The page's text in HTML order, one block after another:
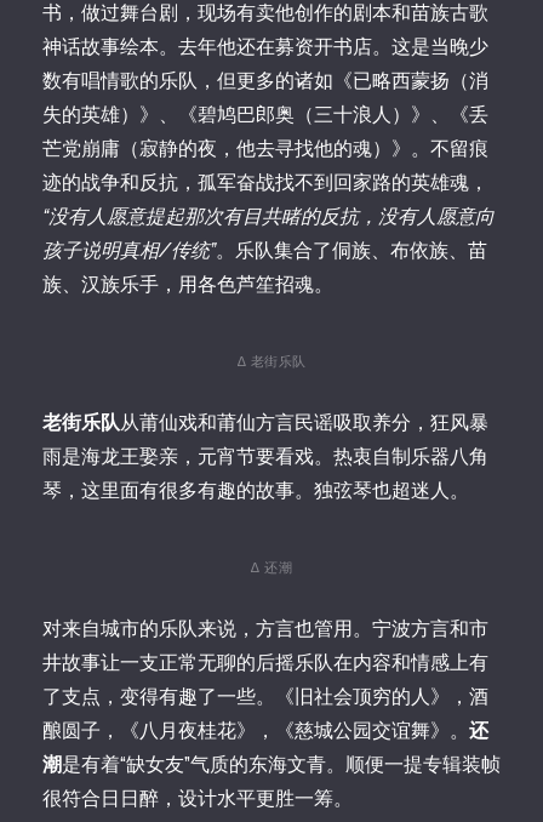
书，做过舞台剧，现场有卖他创作的剧本和苗族古歌
神话故事绘本。去年他还在募资开书店。这是当晚少
数有唱情歌的乐队，但更多的诸如《已略西蒙扬（消
失的英雄）》、《碧鸠巴郎奥（三十浪人）》、《丢
芒党崩庸（寂静的夜，他去寻找他的魂）》。不留痕
迹的战争和反抗，孤军奋战找不到回家路的英雄魂，
“没有人愿意提起那次有目共睹的反抗，没有人愿意向
孩子说明真相/传统”。乐队集合了侗族、布依族、苗
族、汉族乐手，用各色芦笙招魂。
∆ 老街乐队
老街乐队从莆仙戏和莆仙方言民谣吸取养分，狂风暴
雨是海龙王娶亲，元宵节要看戏。热衷自制乐器八角
琴，这里面有很多有趣的故事。独弦琴也超迷人。
∆ 还潮
对来自城市的乐队来说，方言也管用。宁波方言和市
井故事让一支正常无聊的后摇乐队在内容和情感上有
了支点，变得有趣了一些。《旧社会顶穷的人》，酒
酿圆子，《八月夜桂花》，《慈城公园交谊舞》。 还
潮是有着“缺女友”气质的东海文青。顺便一提专辑装帧
很符合日日醉，设计水平更胜一筹。